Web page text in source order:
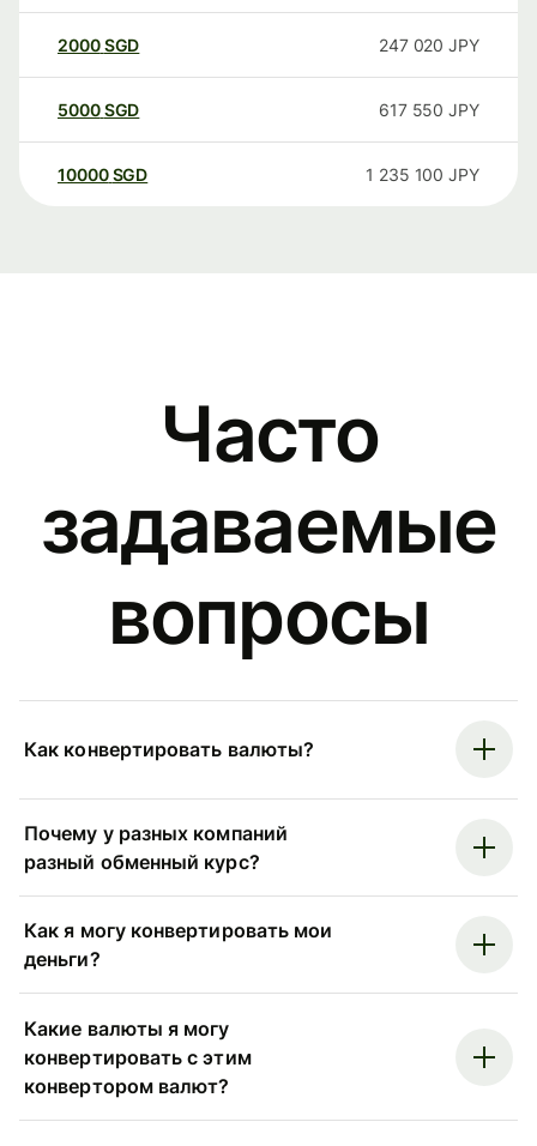
2000SGD 247 020 JPY
5000SGD 617 550 JPY
10000 SGD 1 235 100 JPY
Часто
задаваемые
вопросы
Как конвертировать валюты?
Почему у разных компаний
разный обменный курс?
Как я могу конвертировать мои
деньги?
Какие валюты я могу
конвертировать с этим
конвертором валют?